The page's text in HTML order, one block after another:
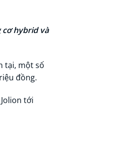
cơ hybrid và
tại, một số
đồng.
tới